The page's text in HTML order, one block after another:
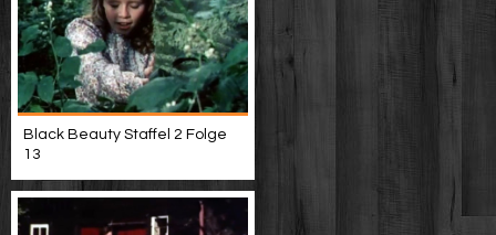
Black Beauty Staffel 2 Folge
13